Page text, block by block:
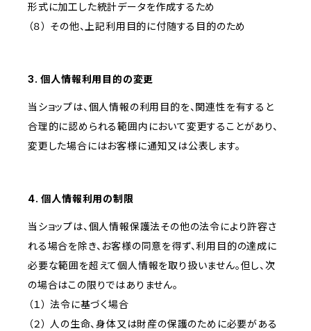
形式に加工した統計データを作成するため
（８） その他、上記利用目的に付随する目的のため
3. 個人情報利用目的の変更
当ショップは、個人情報の利用目的を、関連性を有すると
合理的に認められる範囲内において変更することがあり、
変更した場合にはお客様に通知又は公表します。
4. 個人情報利用の制限
当ショップは、個人情報保護法その他の法令により許容さ
れる場合を除き、お客様の同意を得ず、利用目的の達成に
必要な範囲を超えて個人情報を取り扱いません。但し、次
の場合はこの限りではありません。
（１） 法令に基づく場合
（２） 人の生命、身体又は財産の保護のために必要がある